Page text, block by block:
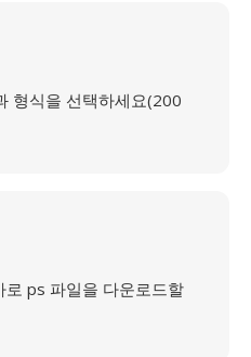
형식을 선택하세요(200
로 ps 파일을 다운로드할